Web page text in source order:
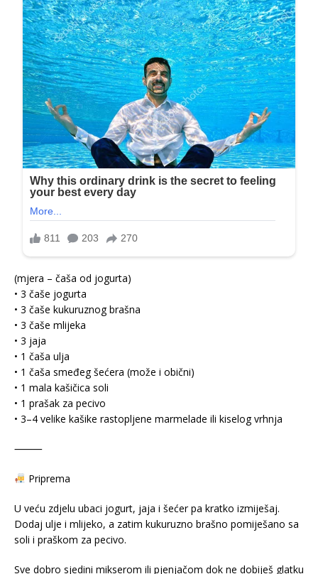
(mjera – čaša od jogurta)
• 3 čaše jogurta
• 3 čaše kukuruznog brašna
• 3 čaše mlijeka
• 3 jaja
• 1 čaša ulja
• 1 čaša smeđeg šećera (može i obični)
• 1 mala kašičica soli
• 1 prašak za pecivo
• 3–4 velike kašike rastopljene marmelade ili kiselog vrhnja
⸻
Priprema
U veću zdjelu ubaci jogurt, jaja i šećer pa kratko izmiješaj.
Dodaj ulje i mlijeko, a zatim kukuruzno brašno pomiješano sa
soli i praškom za pecivo.
Sve dobro sjedini mikserom ili pjenjačom dok ne dobiješ glatku